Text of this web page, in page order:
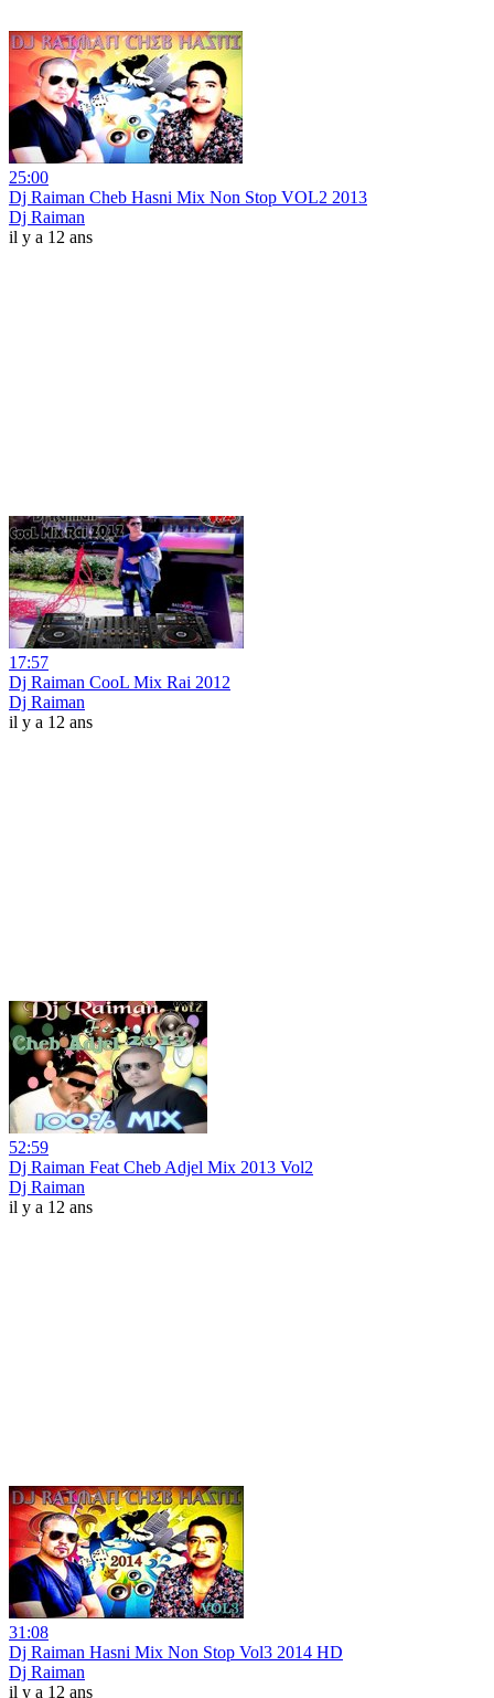
25:00
Dj Raiman Cheb Hasni Mix Non Stop VOL2 2013
Dj Raiman
il y a 12 ans
17:57
Dj Raiman CooL Mix Rai 2012
Dj Raiman
il y a 12 ans
52:59
Dj Raiman Feat Cheb Adjel Mix 2013 Vol2
Dj Raiman
il y a 12 ans
31:08
Dj Raiman Hasni Mix Non Stop Vol3 2014 HD
Dj Raiman
il y a 12 ans